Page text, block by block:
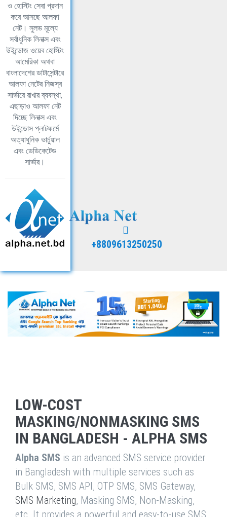
ও হোস্টিং সেবা প্রদান
করে আসছে আলফা
নেট। সুলভ মূল্যে
সর্বাধুনিক লিনাক্স এবং
উইন্ডোজ ওয়েব হোস্টিং
আমেরিকা অথবা
বাংলাদেশের ডাটাসেন্টারে
আলফা নেটের নিজস্ব
সার্ভারে রাখার ব্যবস্থা,
এছাড়াও আলফা নেট
দিচ্ছে লিনাক্স এবং
উইন্ডোস প্লাটফর্মে
অত্যাধুনিক ভার্চুয়াল
এবং ডেডিকেটেড
সার্ভার।
+8809613250250
LOW-COST
MASKING/NONMASKING SMS
IN BANGLADESH - ALPHA SMS
Alpha SMS is an advanced SMS service provider
in Bangladesh with multiple services such as
Bulk SMS, SMS API, OTP SMS, SMS Gateway,
SMS Marketing, Masking SMS, Non-Masking,